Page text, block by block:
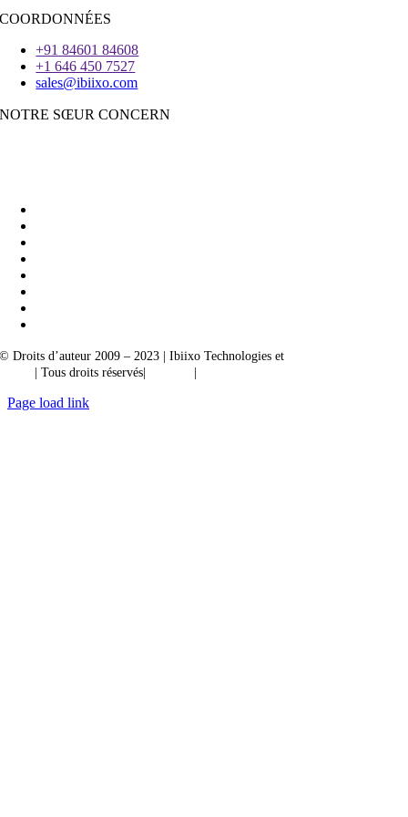
COORDONNÉES
+91 84601 84608
+1 646 450 7527
sales@ibiixo.com
NOTRE SŒUR CONCERN
© Droits d’auteur 2009 – 2023 | Ibiixo Technologies et
| Tous droits réservés| |
Page load link